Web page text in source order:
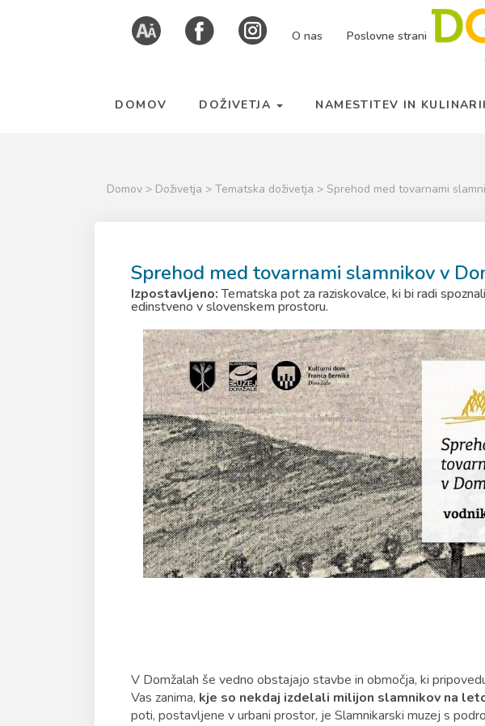
Skoči
Kazalo
strani
O nas Poslovne strani
DOMOV DOŽIVETJA NAMESTITEV IN
Domov > Doživetja > Tematska doživetja > Sprehod med tovarnami
Sprehod med tovarnami slamnikov v
Izpostavljeno:Tematska pot za raziskovalce, ki bi radi
edinstveno v slovenskem prostoru.
V Domžalah še vedno obstajajo stavbe in območja, ki
Vas zanima, kje so nekdaj izdelali milijon slamnikov na
poti, postavljene v urbani prostor, je Slamnikarski muzej s